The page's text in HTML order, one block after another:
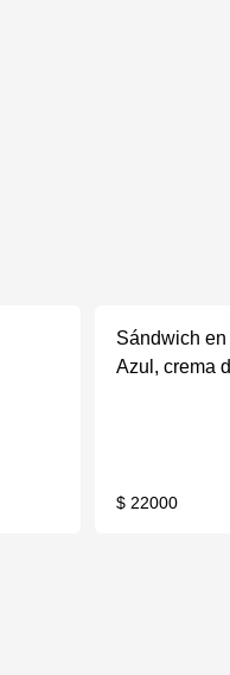
Sándwich
Azul, crema
$ 22000